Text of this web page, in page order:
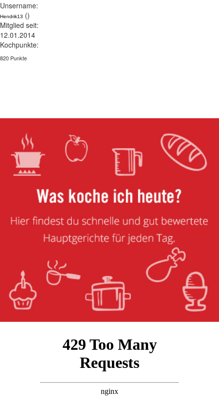
Unsername:
Hendrik13 ()
Mitglied seit:
12.01.2014
Kochpunkte:
820 Punkte